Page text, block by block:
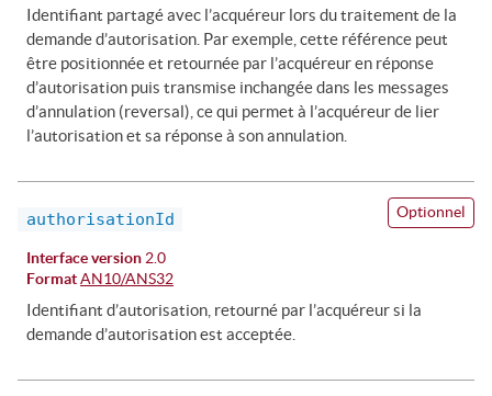
Identifiant partagé avec l’acquéreur lors du traitement de la
demande d’autorisation. Par exemple, cette référence peut
être positionnée et retournée par l’acquéreur en réponse
d’autorisation puis transmise inchangée dans les messages
d’annulation (reversal), ce qui permet à l’acquéreur de lier
l’autorisation et sa réponse à son annulation.
authorisationId Optionnel
Interface version 2.0
Format AN10/ANS32
Identifiant d’autorisation, retourné par l’acquéreur si la
demande d’autorisation est acceptée.